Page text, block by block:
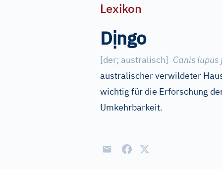
Lexikon
Dịngo
[der; australisch] Canis
australischer verwildeter
wichtig für die Erforschung
Umkehrbarkeit.